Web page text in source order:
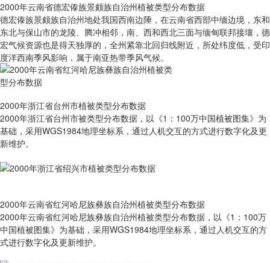
2000年云南省德宏傣族景颇族自治州植被类型分布数据
德宏傣族景颇族自治州地处我国西南边陲，在云南省西部中缅边境，东和
东北与保山市的龙陵、腾冲相邻，南、西和西北三面与缅甸联邦接壤，德
宏气候资源也是得天独厚的，全州紧靠北回归线附近，所处纬度低，受印
度洋西南季风影响，属于南亚热带季风气候。
2000年浙江省台州市植被类型分布数据
2000年浙江省台州市被类型分布数据，以《1：100万中国植被图集》为
基础，采用WGS1984地理坐标系，通过人机交互的方式进行数字化及更
新维护。
2000年云南省红河哈尼族彝族自治州植被类型分布数据
2000年云南省红河哈尼族彝族自治州植被类型分布数据，以《1：100万
中国植被图集》为基础，采用WGS1984地理坐标系，通过人机交互的方
式进行数字化及更新维护。